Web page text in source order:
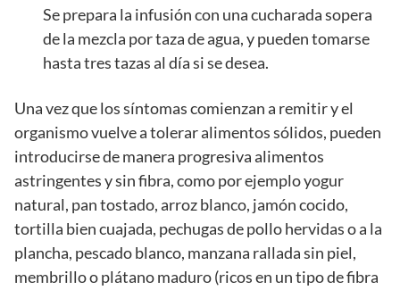
Se prepara la infusión con una cucharada sopera
de la mezcla por taza de agua, y pueden tomarse
hasta tres tazas al día si se desea.
Una vez que los síntomas comienzan a remitir y el
organismo vuelve a tolerar alimentos sólidos, pueden
introducirse de manera progresiva alimentos
astringentes y sin fibra, como por ejemplo yogur
natural, pan tostado, arroz blanco, jamón cocido,
tortilla bien cuajada, pechugas de pollo hervidas o a la
plancha, pescado blanco, manzana rallada sin piel,
membrillo o plátano maduro (ricos en un tipo de fibra